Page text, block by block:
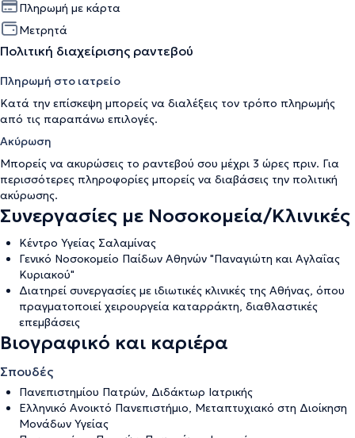
Πληρωμή με κάρτα
Μετρητά
Πολιτική διαχείρισης ραντεβού
Πληρωμή στο ιατρείο
Κατά την επίσκεψη μπορείς να διαλέξεις τον τρόπο πληρωμής
από τις παραπάνω επιλογές.
Ακύρωση
Μπορείς να ακυρώσεις το ραντεβού σου μέχρι 3 ώρες πριν. Για
περισσότερες πληροφορίες μπορείς να διαβάσεις την πολιτική
ακύρωσης.
Συνεργασίες με Νοσοκομεία/Κλινικές
Κέντρο Υγείας Σαλαμίνας
Γενικό Νοσοκομείο Παίδων Αθηνών "Παναγιώτη και Αγλαΐας
Κυριακού"
Διατηρεί συνεργασίες με ιδιωτικές κλινικές της Αθήνας, όπου
πραγματοποιεί χειρουργεία καταρράκτη, διαθλαστικές
επεμβάσεις
Βιογραφικό και καριέρα
Σπουδές
Πανεπιστημίου Πατρών, Διδάκτωρ Ιατρικής
Ελληνικό Ανοικτό Πανεπιστήμιο, Μεταπτυχιακό στη Διοίκηση
Μονάδων Υγείας